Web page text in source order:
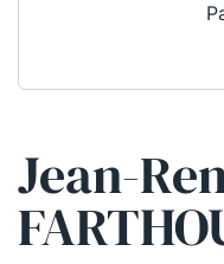
Jean-
Qui sommes-
La Conférence